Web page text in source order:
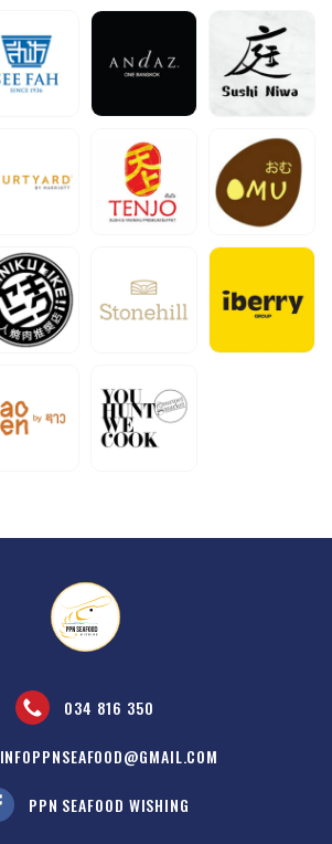
034 816 350
INFOPPNSEAFOOD@GMAIL.COM
PPN SEAFOOD WISHING